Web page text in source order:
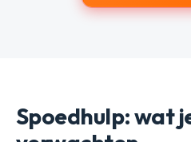
Spoedhulp: wat